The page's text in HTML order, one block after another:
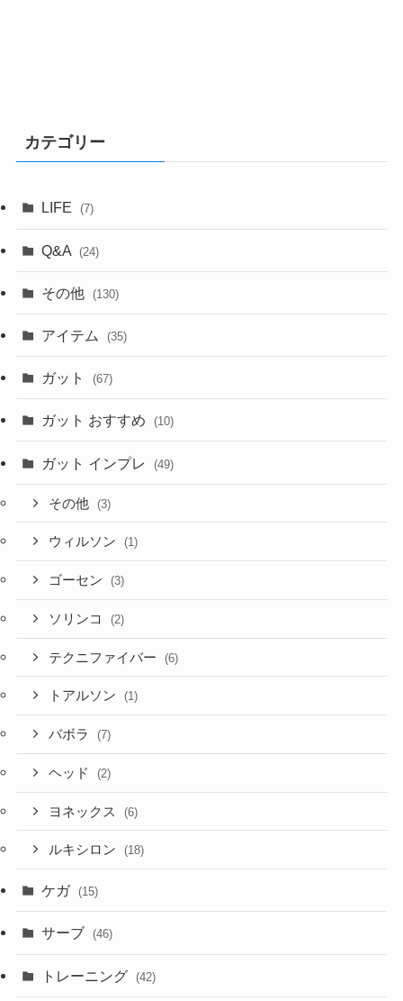
カテゴリー
LIFE (7)
Q&A (24)
その他 (130)
アイテム (35)
ガット (67)
ガット おすすめ (10)
ガット インプレ (49)
その他 (3)
ウィルソン (1)
ゴーセン (3)
ソリンコ (2)
テクニファイバー (6)
トアルソン (1)
バボラ (7)
ヘッド (2)
ヨネックス (6)
ルキシロン (18)
ケガ (15)
サーブ (46)
トレーニング (42)